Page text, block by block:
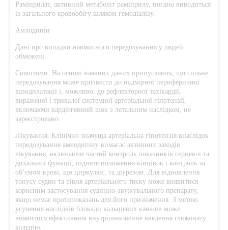
Раміприлат, активний метаболіт раміприлу, погано виводиться
із загального кровообігу шляхом гемодіалізу.
Амлодипін
Дані про випадки навмисного передозування у людей
обмежені.
Симптоми. На основі наявних даних припускають, що сильне
передозування може призвести до надмірної периферичної
вазодилатації і, можливо, до рефлекторної тахікардії,
вираженої і тривалої системної артеріальної гіпотензії,
включаючи кардіогенний шок з летальним наслідком, не
зареєстровано.
Лікування. Клінічно значуща артеріальна гіпотензія внаслідок
передозування амлодипіну вимагає активних заходів
лікування, включаючи частий контроль показників серцевої та
дихальної функції, підняте положення кінцівок і контроль за
об’ємом крові, що циркулює, та діурезом. Для відновлення
тонусу судин та рівня артеріального тиску може виявитися
корисним застосування судинно-звужувального препарату,
якщо немає протипоказань для його призначення. З метою
усунення наслідків блокади кальцієвих каналів може
виявитися ефективним внутрішньовенне введення глюконату
кальцію.